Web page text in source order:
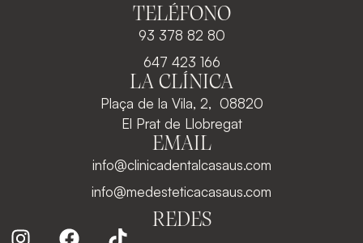
TELÉFONO
93 378 82 80
647 423 166
LA CLÍNICA
Plaça de la Vila, 2, 08820
El Prat de Llobregat
EMAIL
info@clinicadentalcasaus.com
info@medesteticacasaus.com
REDES